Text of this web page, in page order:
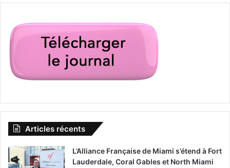
Articles récents
L’Alliance Française de Miami s’étend à Fort
Lauderdale, Coral Gables et North Miami